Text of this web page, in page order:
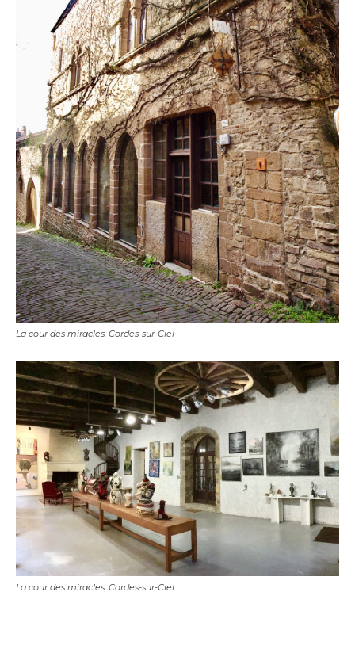
La cour des miracles, Cordes-sur-Ciel
La cour des miracles, Cordes-sur-Ciel